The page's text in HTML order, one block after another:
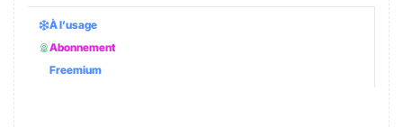
À l’usage
Abonnement
Freemium